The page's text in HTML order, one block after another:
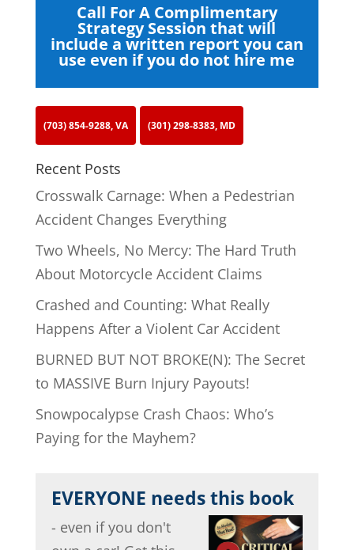
Call For A Complimentary
Strategy Session that will
include a written report you can
use even if you do not hire me
(703) 854-9288, VA (301) 298-8383, MD
Recent Posts
Crosswalk Carnage: When a Pedestrian
Accident Changes Everything
Two Wheels, No Mercy: The Hard Truth
About Motorcycle Accident Claims
Crashed and Counting: What Really
Happens After a Violent Car Accident
BURNED BUT NOT BROKE(N): The Secret
to MASSIVE Burn Injury Payouts!
Snowpocalypse Crash Chaos: Who’s
Paying for the Mayhem?
EVERYONE needs this book
- even if you don't